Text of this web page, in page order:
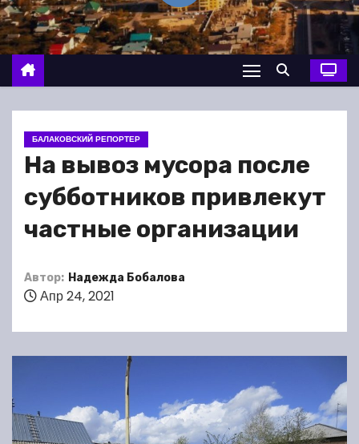
о
м
у
БАЛАКОВСКИЙ РЕПОРТЕР
На вывоз мусора после
субботников привлекут
частные организации
Автор: Надежда Бобалова
Апр 24, 2021